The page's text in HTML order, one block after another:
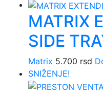
MATRIX
SIDE
Matrix 5.700 rsd
SNIŽENJE!